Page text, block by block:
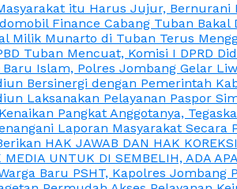
itu Harus Jujur,
Finance Cabang Tuban Bakal
Milik Munarto di Tuban Terus
Tuban Mencuat, Komisi I DPRD
Islam, Polres Jombang Gelar
Bersinergi dengan Pemerintah
Laksanakan Pelayanan Paspor
Pangkat Anggotanya,
Laporan Masyarakat
HAK JAWAB DAN HAK
UNTUK DI SEMBELIH, ADA
Baru PSHT, Kapolres Jombang